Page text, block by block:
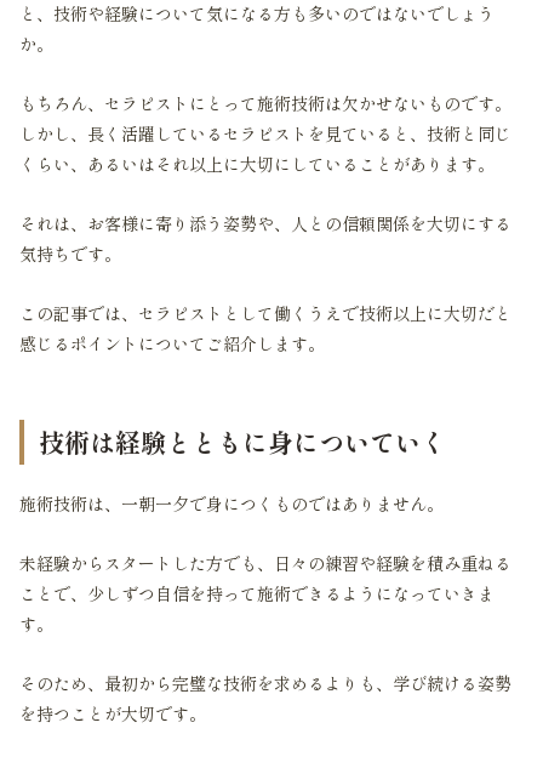
と、技術や経験について気になる方も多いのではないでしょう
か。
もちろん、セラピストにとって施術技術は欠かせないものです。
しかし、長く活躍しているセラピストを見ていると、技術と同じ
くらい、あるいはそれ以上に大切にしていることがあります。
それは、お客様に寄り添う姿勢や、人との信頼関係を大切にする
気持ちです。
この記事では、セラピストとして働くうえで技術以上に大切だと
感じるポイントについてご紹介します。
技術は経験とともに身についていく
施術技術は、一朝一夕で身につくものではありません。
未経験からスタートした方でも、日々の練習や経験を積み重ねる
ことで、少しずつ自信を持って施術できるようになっていきま
す。
そのため、最初から完璧な技術を求めるよりも、学び続ける姿勢
を持つことが大切です。